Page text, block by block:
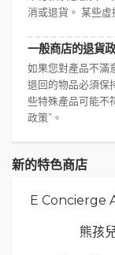
消或退貨。 某些虛
一般商店的退貨
如果您對產品不滿
退回的物品必須保
些特殊產品可能不
政策”。
新的特色商店
E Concierge
熊孩